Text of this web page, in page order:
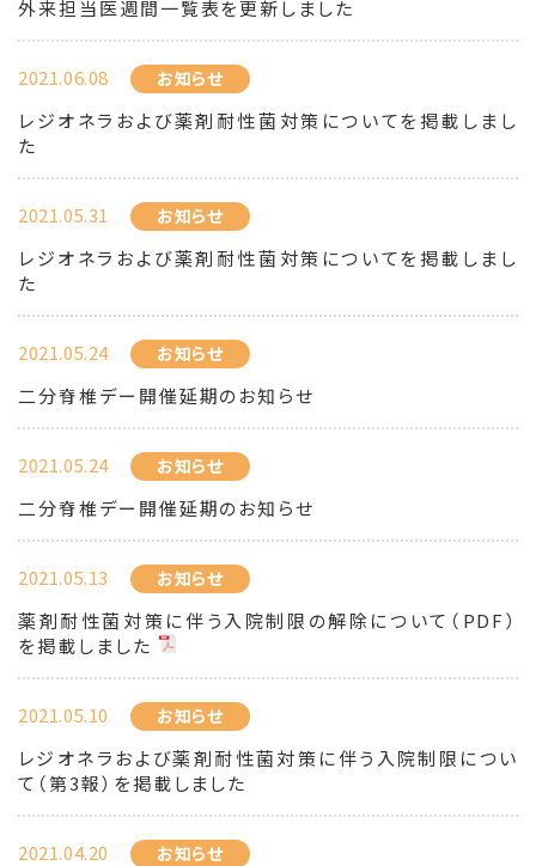
外来担当医週間一覧表を更新しました
2021.06.08 お知らせ
レジオネラおよび薬剤耐性菌対策についてを掲載しまし
た
2021.05.31 お知らせ
レジオネラおよび薬剤耐性菌対策についてを掲載しまし
た
2021.05.24 お知らせ
二分脊椎デー開催延期のお知らせ
2021.05.24 お知らせ
二分脊椎デー開催延期のお知らせ
2021.05.13 お知らせ
薬剤耐性菌対策に伴う入院制限の解除について（PDF）
を掲載しました
2021.05.10 お知らせ
レジオネラおよび薬剤耐性菌対策に伴う入院制限につい
て（第3報）を掲載しました
2021.04.20 お知らせ